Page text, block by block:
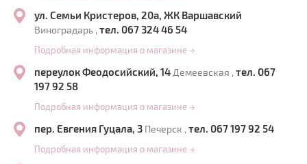
ул. Семьи Кристеров, 20а, ЖК Варшавский
Виноградарь , тел. 067 324 46 54
Подробная информация о магазине →
переулок Феодосийский, 14 Демеевская , тел. 067
197 92 58
Подробная информация о магазине →
пер. Евгения Гуцала, 3 Печерск , тел. 067 197 92 54
Подробная информация о магазине →